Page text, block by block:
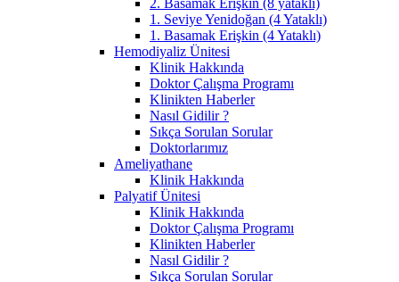
1. Seviye Yenidoğan (4 Yataklı)
1. Basamak Erişkin (4 Yataklı)
Hemodiyaliz Ünitesi
Klinik Hakkında
Doktor Çalışma Programı
Klinikten Haberler
Nasıl Gidilir ?
Sıkça Sorulan Sorular
Doktorlarımız
Ameliyathane
Klinik Hakkında
Palyatif Ünitesi
Klinik Hakkında
Doktor Çalışma Programı
Klinikten Haberler
Nasıl Gidilir ?
Sıkça Sorulan Sorular